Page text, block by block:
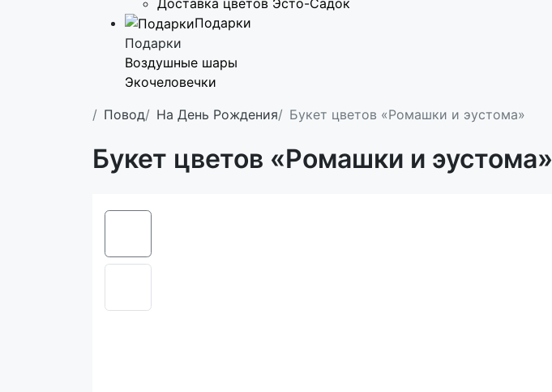
Подарки
Подарки
Воздушные шары
Экочеловечки
Повод
На День Рождения Букет цветов «Ромашки и эустома»
Букет цветов «Ромашки и эустома»